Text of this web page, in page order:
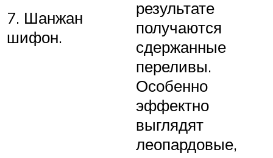
7. Шанжан
шифон.
результате
получаются
сдержанные
переливы.
Особенно
эффектно
выглядят
леопардовые,